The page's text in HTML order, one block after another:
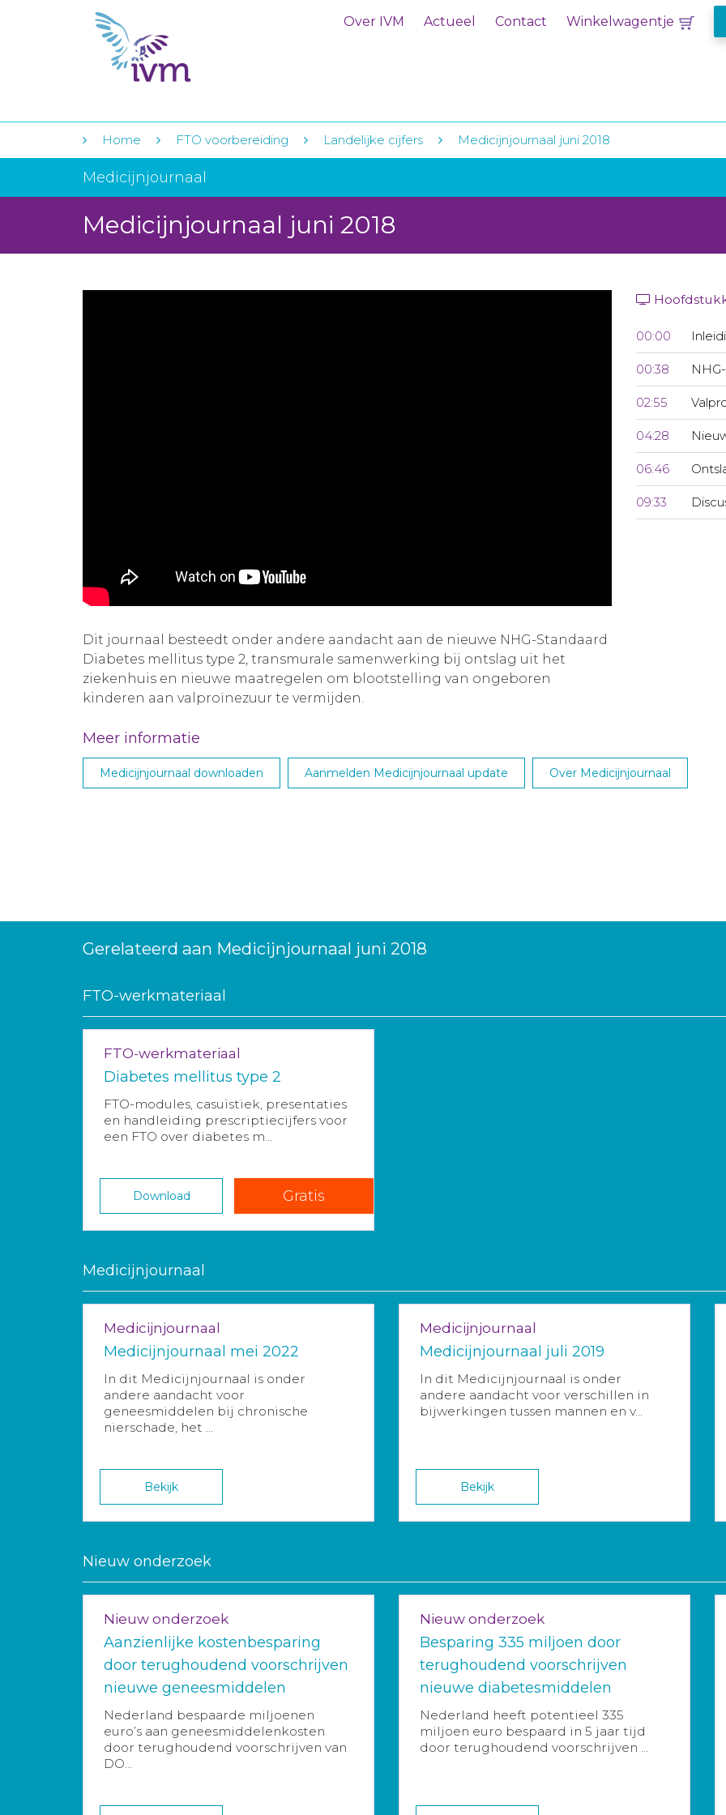
Over IVM Actueel Contact Winkelwagentje
Home FTO voorbereiding Landelijke cijfers Medicijnjournaal juni 2018
Medicijnjournaal
Medicijnjournaal juni 2018
00:00
00:38
02:55
04:28
06:46
09:33
Dit journaal besteedt onder andere aandacht aan de nieuwe NHG-Standaard
Diabetes mellitus type 2, transmurale samenwerking bij ontslag uit het
ziekenhuis en nieuwe maatregelen om blootstelling van ongeboren
kinderen aan valproïnezuur te vermijden.
Meer informatie
Medicijnjournaal downloaden Aanmelden Medicijnjournaal update Over Medicijnjournaal
Gerelateerd aan Medicijnjournaal juni 2018
FTO-werkmateriaal
FTO-werkmateriaal
Diabetes mellitus type 2
FTO-modules, casuïstiek, presentaties
en handleiding prescriptiecijfers voor
een FTO over diabetes m...
Download Gratis
Medicijnjournaal
Medicijnjournaal
Medicijnjournaal mei 2022
In dit Medicijnjournaal is onder
andere aandacht voor
geneesmiddelen bij chronische
nierschade, het ...
Bekijk
Medicijnjournaal
Medicijnjournaal juli 2019
In dit Medicijnjournaal is onder
andere aandacht voor verschillen in
bijwerkingen tussen mannen en v...
Bekijk
Nieuw onderzoek
Nieuw onderzoek
Aanzienlijke kostenbesparing
door terughoudend voorschrijven
nieuwe geneesmiddelen
Nederland bespaarde miljoenen
euro’s aan geneesmiddelenkosten
door terughoudend voorschrijven van
DO...
Nieuw onderzoek
Besparing 335 miljoen door
terughoudend voorschrijven
nieuwe diabetesmiddelen
Nederland heeft potentieel 335
miljoen euro bespaard in 5 jaar tijd
door terughoudend voorschrijven ...